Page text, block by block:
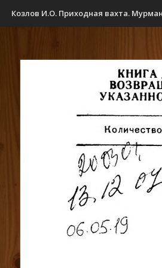
Козлов И.О. Приходная вахта.